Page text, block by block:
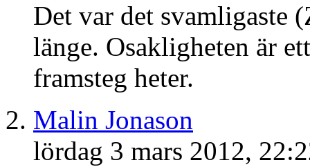
Det var det svamligaste
länge. Osakligheten är
framsteg heter.
Malin Jonason
lördag 3 mars 2012,